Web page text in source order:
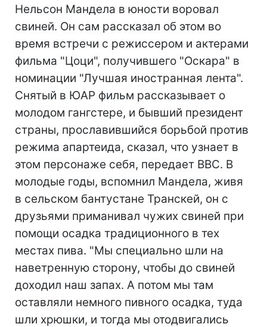
Нельсон Мандела в юности воровал
свиней. Он сам рассказал об этом во
время встречи с режиссером и актерами
фильма "Цоци", получившего "Оскара" в
номинации "Лучшая иностранная лента".
Снятый в ЮАР фильм рассказывает о
молодом гангстере, и бывший президент
страны, прославившийся борьбой против
режима апартеида, сказал, что узнает в
этом персонаже себя, передает BBC. В
молодые годы, вспомнил Мандела, живя
в сельском бантустане Транскей, он с
друзьями приманивал чужих свиней при
помощи осадка традиционного в тех
местах пива. "Мы специально шли на
наветренную сторону, чтобы до свиней
доходил наш запах. А потом мы там
оставляли немного пивного осадка, туда
шли хрюшки, и тогда мы отодвигались